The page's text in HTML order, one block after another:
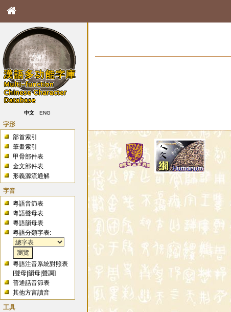
中文 ENG
字形
部首索引
筆畫索引
甲骨部件表
金文部件表
形義源流通解
字音
粵語音節表
粵語聲母表
粵語韻母表
粵語分類字表:
粵語注音系統對照表
[聲母 |韻母 |聲調]
普通話音節表
其他方言讀音
工具